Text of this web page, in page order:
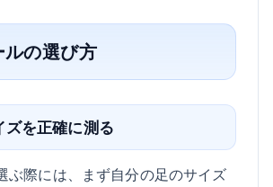
ルの選び方
ズを正確に測る
ぶ際には、まず自分の足のサイズ